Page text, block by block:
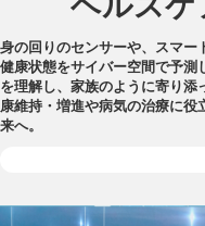
身の回りのセンサーや、スマー
健康状態をサイバー空間で予測
を理解し、家族のように寄り
康維持・増進や病気の治療に
来へ。